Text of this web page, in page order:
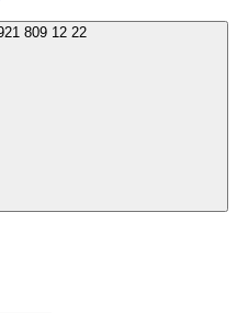
+7 921 809 12 22